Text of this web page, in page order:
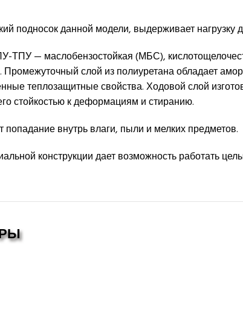
подносок данной модели, выдерживает нагрузку
ТПУ — маслобензостойкая (МБС),
слой из полиуретана обладает
теплозащитные свойства. Ходовой слой
стойкостью к деформациям и стиранию.
попадание внутрь влаги, пыли и мелких предметов.
конструкции дает возможность работать